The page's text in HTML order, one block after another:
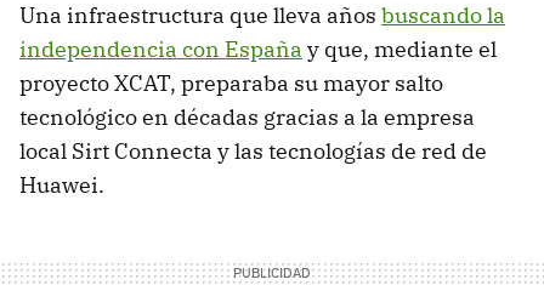
Una infraestructura que lleva años buscando la
independencia con España y que, mediante el
proyecto XCAT, preparaba su mayor salto
tecnológico en décadas gracias a la empresa
local Sirt Connecta y las tecnologías de red de
Huawei.